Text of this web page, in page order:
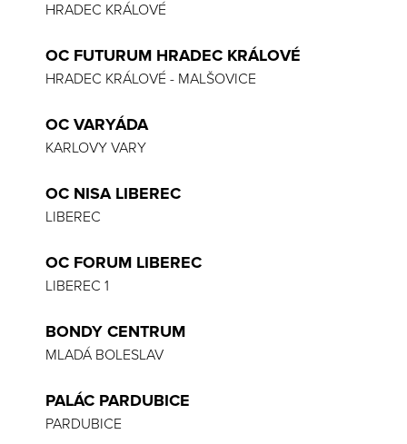
HRADEC KRÁLOVÉ
OC FUTURUM HRADEC KRÁLOVÉ
HRADEC KRÁLOVÉ - MALŠOVICE
OC VARYÁDA
KARLOVY VARY
OC NISA LIBEREC
LIBEREC
OC FORUM LIBEREC
LIBEREC 1
BONDY CENTRUM
MLADÁ BOLESLAV
PALÁC PARDUBICE
PARDUBICE